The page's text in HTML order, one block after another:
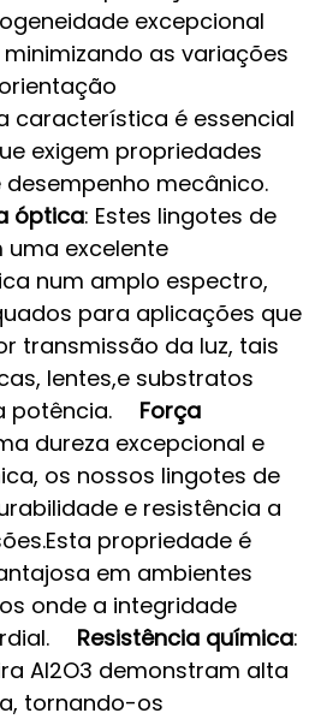
excepcional
as variações
característica é essencial
exigem propriedades
mecânico.
óptica: Estes lingotes de
excelente
num amplo espectro,
para aplicações que
transmissão da luz, tais
lentes,e substratos
potência.
Força
dureza excepcional e
os nossos lingotes de
e resistência a
propriedade é
em ambientes
onde a integridade
Resistência química:
Al2O3 demonstram alta
tornando-os